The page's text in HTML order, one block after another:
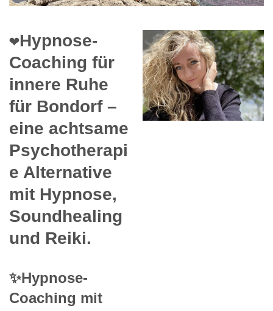
❤️Hypnose-
Coaching für
innere Ruhe
für Bondorf –
eine achtsame
Psychotherapi
e Alternative
mit Hypnose,
Soundhealing
und Reiki.
✨Hypnose-
Coaching mit